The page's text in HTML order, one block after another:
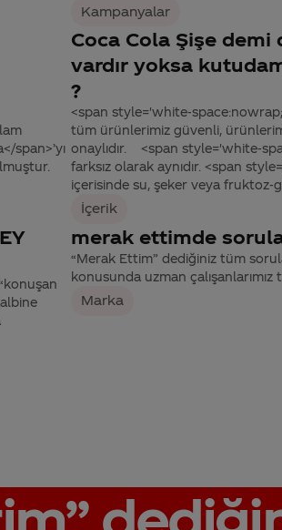
Kampanyalar
span>’yı
Coca Cola Şişe demi
vardır yoksa
?
<span style='white-
tüm ürünlerimiz güvenli,
onaylıdır. <span style='white-
farksız olarak aynıdır. <span
içerisinde su, şeker veya fruktoz-
İçerik
merak ettimde
“Merak Ettim” dediğiniz tüm
konusunda uzman çalışanlarımız
Marka